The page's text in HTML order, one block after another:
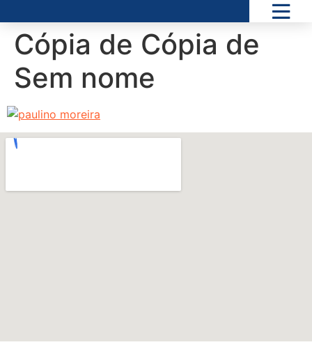
Cópia de Cópia de
Sem nome